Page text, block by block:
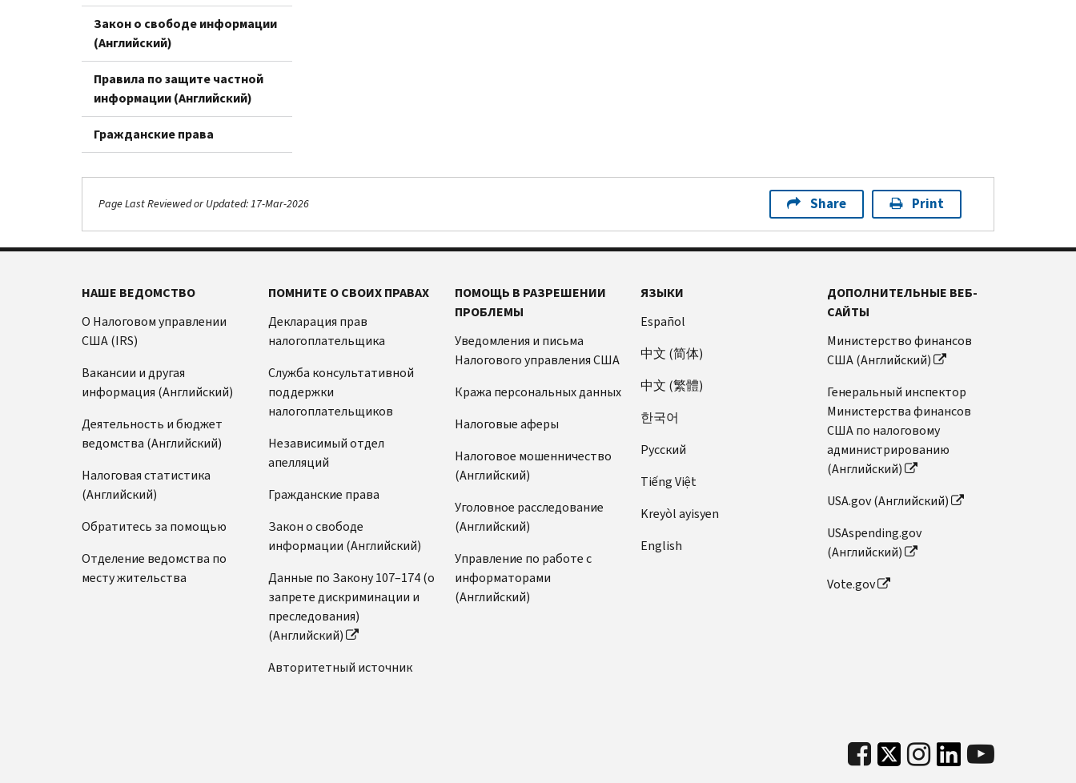
Закон о свободе информации
(Английский)
Правила по защите частной
информации (Английский)
Гражданские права
Page Last Reviewed or Updated: 17-Mar-2026 Share Print
НАШЕ ВЕДОМСТВО
О Налоговом управлении
США (IRS)
Вакансии и другая
информация (Английский)
Деятельность и бюджет
ведомства (Английский)
Налоговая статистика
(Английский)
Обратитесь за помощью
Отделение ведомства по
месту жительства
ПОМНИТЕ О СВОИХ ПРАВАХ
Декларация прав
налогоплательщика
Служба консультативной
поддержки
налогоплательщиков
Независимый отдел
апелляций
Гражданские права
Закон о свободе
информации (Английский)
Данные по Закону 107–174 (о
запрете дискриминации и
преследования)
(Английский)
Авторитетный источник
ПОМОЩЬ В РАЗРЕШЕНИИ
ПРОБЛЕМЫ
Уведомления и письма
Налогового управления США
Кража персональных данных
Налоговые аферы
Налоговое мошенничество
(Английский)
Уголовное расследование
(Английский)
Управление по работе с
информаторами
(Английский)
ЯЗЫКИ
Español
中文 (简体)
中文 (繁體)
한국어
Pусский
Tiếng Việt
Kreyòl ayisyen
English
ДОПОЛНИТЕЛЬНЫЕ ВЕБ-
САЙТЫ
Министерство финансов
США (Английский)
Генеральный инспектор
Министерства финансов
США по налоговому
администрированию
(Английский)
USA.gov (Английский)
USAspending.gov
(Английский)
Vote.gov